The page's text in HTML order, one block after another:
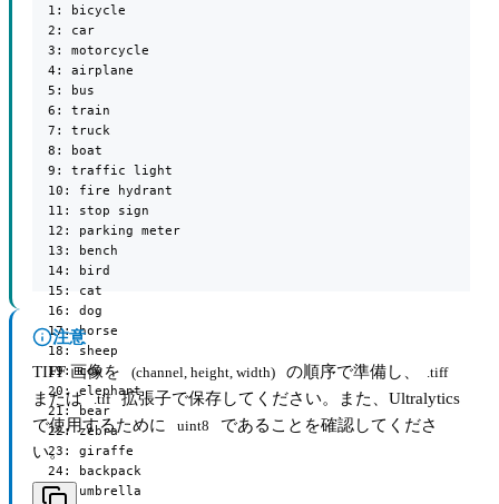
  1: bicycle
  2: car
  3: motorcycle
  4: airplane
  5: bus
  6: train
  7: truck
  8: boat
  9: traffic light
  10: fire hydrant
  11: stop sign
  12: parking meter
  13: bench
  14: bird
  15: cat
  16: dog
  17: horse
  18: sheep
  19: cow
  20: elephant
  21: bear
  22: zebra
  23: giraffe
  24: backpack
  25: umbrella
注意
TIFF 画像を
(channel, height, width) の順序で準備し、 .tiff
または .tif 拡張子で保存してください。また、Ultralytics
で使用するために
uint8
であることを確認してくださ
い。